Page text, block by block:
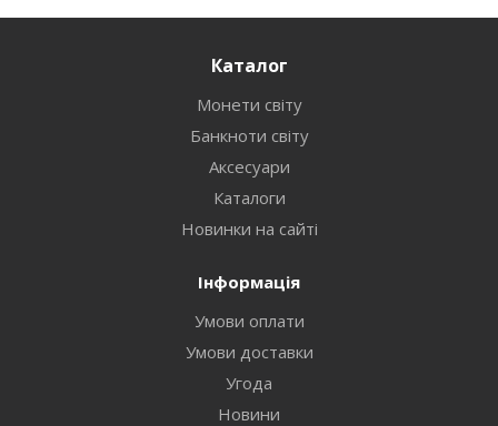
Каталог
Монети світу
Банкноти світу
Аксесуари
Каталоги
Новинки на сайті
Інформація
Умови оплати
Умови доставки
Угода
Новини